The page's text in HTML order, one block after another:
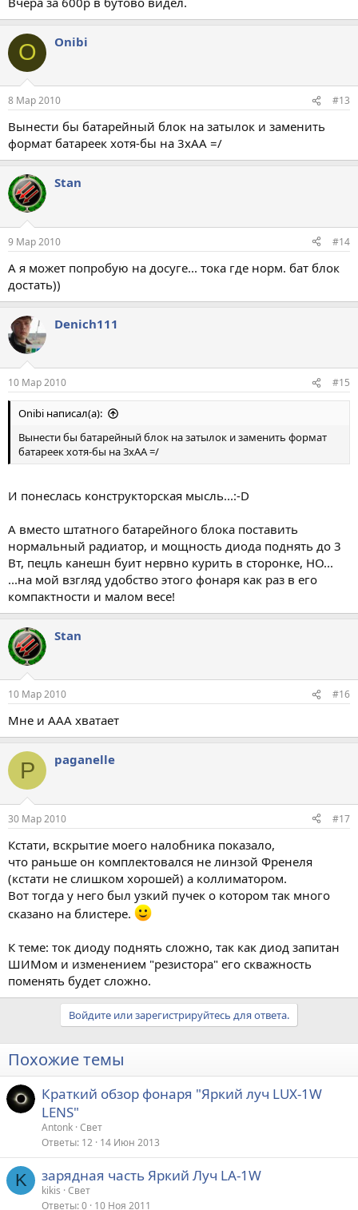
O Onibi
8 Мар 2010 #13
Вынести бы батарейный блок на затылок и заменить
формат батареек хотя-бы на 3хAA =/
Stan
9 Мар 2010 #14
А я может попробую на досуге... тока где норм. бат блок
достать))
Denich111
10 Мар 2010 #15
Onibi написал(а):
Вынести бы батарейный блок на затылок и заменить формат
батареек хотя-бы на 3хAA =/
И понеслась конструкторская мысль...:-D
А вместо штатного батарейного блока поставить
нормальный радиатор, и мощность диода поднять до 3
Вт, пецль канешн буит нервно курить в сторонке, НО...
...на мой взгляд удобство этого фонаря как раз в его
компактности и малом весе!
Stan
10 Мар 2010 #16
Мне и ААА хватает
P paganelle
30 Мар 2010 #17
Кстати, вскрытие моего налобника показало,
что раньше он комплектовался не линзой Френеля
(кстати не слишком хорошей) а коллиматором.
Вот тогда у него был узкий пучек о котором так много
сказано на блистере.
К теме: ток диоду поднять сложно, так как диод запитан
ШИМом и изменением "резистора" его скважность
поменять будет сложно.
Войдите или зарегистрируйтесь для ответа.
Похожие темы
Краткий обзор фонаря "Яркий луч LUX-1W
LENS"
Antonk Свет
Ответы 12 14 Июн 2013
K зарядная часть Яркий Луч LA-1W
kikis Свет
Ответы 0 10 Ноя 2011